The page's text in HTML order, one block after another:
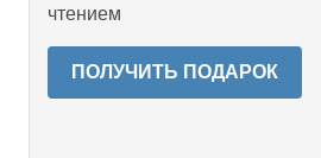
чтением
ПОЛУЧИТЬ ПОДАРОК